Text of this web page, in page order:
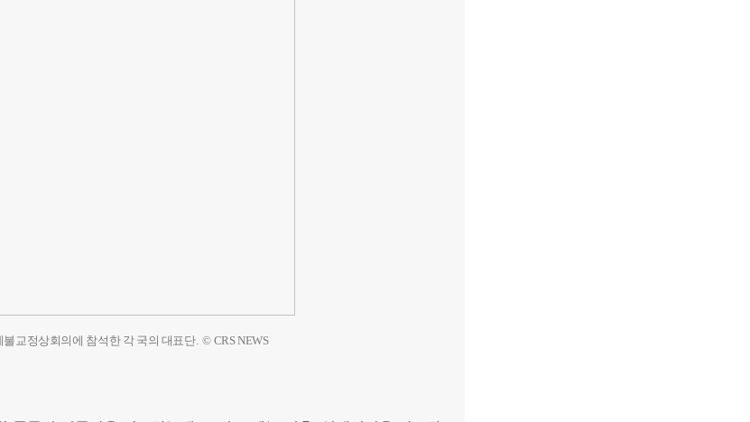
교정상회의에 참석한 각 국의 대표단. © CRS NEWS